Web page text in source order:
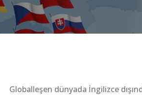
Globalleşen dünyada İngilizce